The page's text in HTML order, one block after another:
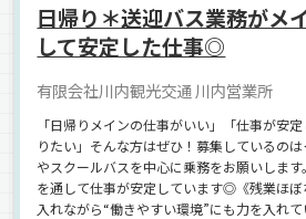
日帰り＊送迎バス業務がメ
して安定した仕事◎
有限会社川内観光交通 川内営業所
「日帰りメインの仕事がいい」「仕事が安
りたい」そんな方はぜひ！募集しているの
やスクールバスを中心に乗務をお願いしま
を通して仕事が安定しています◎《残業ほぼ
入れながら“働きやすい環境”にも力を入れて